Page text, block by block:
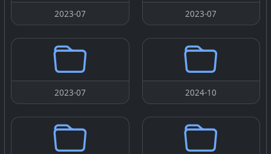
2023-07 2023-07
2023-07 2024-10